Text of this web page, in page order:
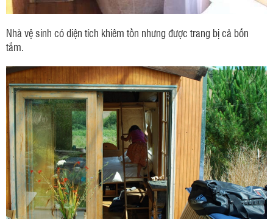
Nhà vệ sinh có diện tích khiêm tốn nhưng được trang bị cả bồn
tắm.